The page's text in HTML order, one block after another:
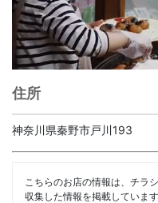
住所
神奈川県秦野市戸川193
こちらのお店の情報は、チラ
収集した情報を掲載していま